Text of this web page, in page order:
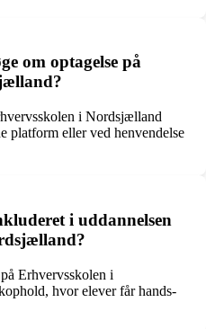
om optagelse på
i Nordsjælland
platform eller ved henvendelse
i uddannelsen
Erhvervsskolen i
hvor elever får hands-